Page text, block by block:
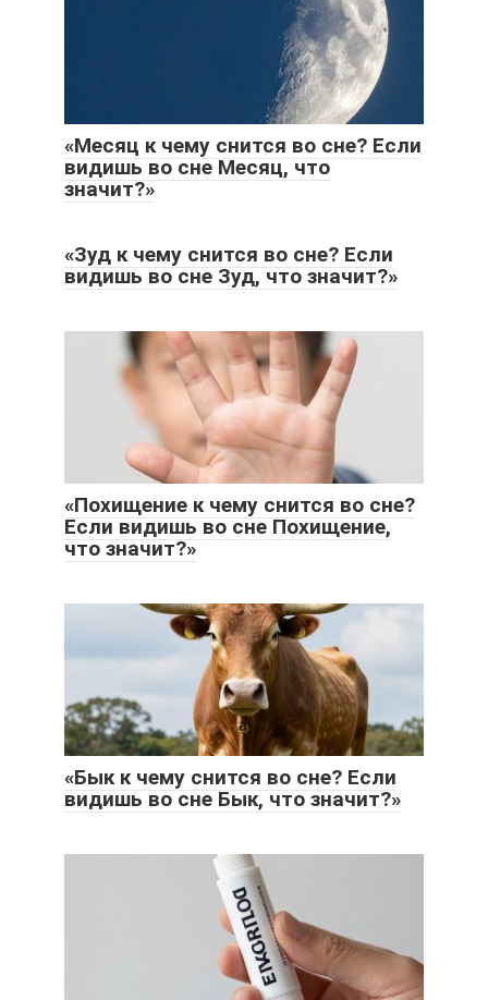
«Месяц к чему снится во сне? Если
видишь во сне Месяц, что
значит?»
«Зуд к чему снится во сне? Если
видишь во сне Зуд, что значит?»
«Похищение к чему снится во сне?
Если видишь во сне Похищение,
что значит?»
«Бык к чему снится во сне? Если
видишь во сне Бык, что значит?»